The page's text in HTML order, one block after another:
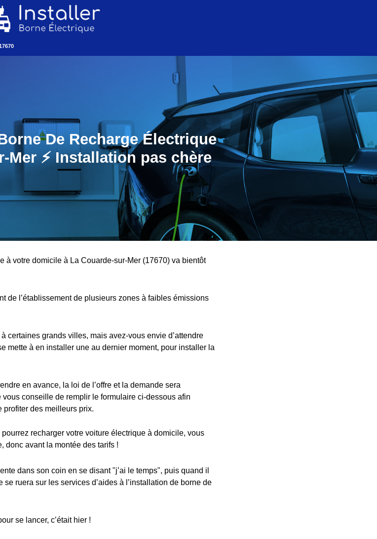
De Recharge Électrique
Mer ⚡️ Installation pas chère
à votre domicile à La Couarde-sur-Mer (17670) va bientôt
de l’établissement de plusieurs zones à faibles émissions
certaines grands villes, mais avez-vous envie d’attendre
mette à en installer une au dernier moment, pour installer la
en avance, la loi de l’offre et la demande sera
conseille de remplir le formulaire ci-dessous afin
profiter des meilleurs prix.
pourrez recharger votre voiture électrique à domicile, vous
donc avant la montée des tarifs !
dans son coin en se disant "j’ai le temps", puis quand il
se ruera sur les services d’aides à l’installation de borne de
se lancer, c’était hier !